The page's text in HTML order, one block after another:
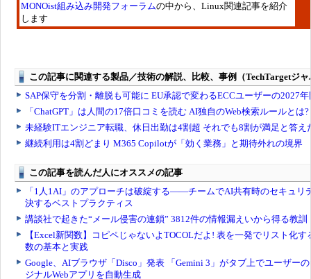
MONOist組み込み開発フォーラムの中から、Linux関連記事を紹介
します